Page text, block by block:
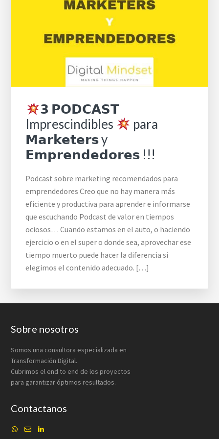
𝟯 𝗣𝗢𝗗𝗖𝗔𝗦𝗧
Imprescindibles
para
𝗠𝗮𝗿𝗸𝗲𝘁𝗲𝗿𝘀 y
𝗘𝗺𝗽𝗿𝗲𝗻𝗱𝗲𝗱𝗼𝗿𝗲𝘀 !!!
Podcast sobre marketing recomendados para
emprendedores Creo que no hay manera más
eficiente y productiva para aprender e informarse
que escuchando Podcast de valor en tiempos
ociosos… Cuando estamos en el auto, o haciendo
ejercicio o en el super o donde sea, aprovechar ese
tiempo muerto puede hacer la diferencia si
elegimos el contenido adecuado. […]
Footer
Sobre nosotros
Somos una consultora especializada en
Transformación Digital.
Cubrimos el end to end de los proyectos
para garantizar óptimos resultados.
Contactanos